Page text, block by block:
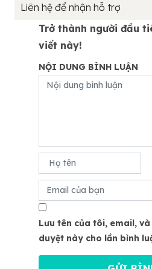
Liên hệ để nhận hỗ trợ
Trở thành người đầu
viết này!
NỘI DUNG BÌNH LUẬN
Lưu tên của tôi, email,
duyệt này cho lần bình